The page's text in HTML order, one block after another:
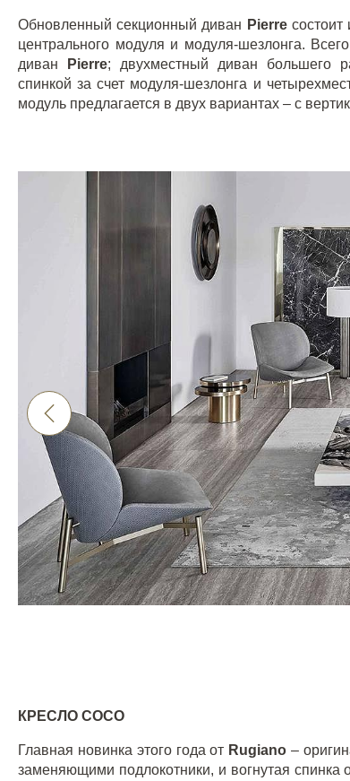
Обновленный секционный диван Pierre
центрального модуля и модуля-шезлонга.
диван
Pierre; двухместный диван большего
спинкой за счет модуля-шезлонга и
модуль предлагается в двух вариантах – с
КРЕСЛО COCO
Главная новинка этого года от Rugiano –
заменяющими подлокотники, и вогнутая